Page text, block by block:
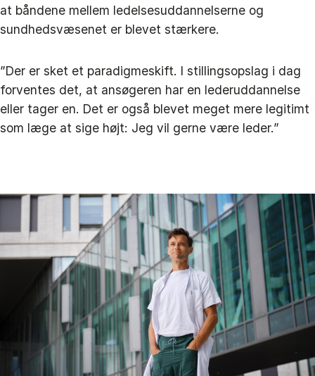
at båndene mellem ledelsesuddannelserne og
sundhedsvæsenet er blevet stærkere.
”Der er sket et paradigmeskift. I stillingsopslag i dag
forventes det, at ansøgeren har en lederuddannelse
eller tager en. Det er også blevet meget mere legitimt
som læge at sige højt: Jeg vil gerne være leder.”